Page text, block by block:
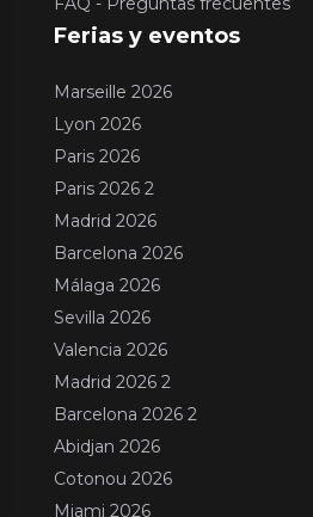
Ferias y eventos
Marseille 2026
Lyon 2026
Paris 2026
Paris 2026 2
Madrid 2026
Barcelona 2026
Málaga 2026
Sevilla 2026
Valencia 2026
Madrid 2026 2
Barcelona 2026 2
Abidjan 2026
Cotonou 2026
Miami 2026